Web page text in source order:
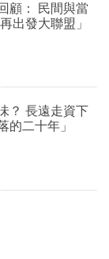
顧： 民間與當
出發大聯盟」
？ 長遠走資下
的二十年」